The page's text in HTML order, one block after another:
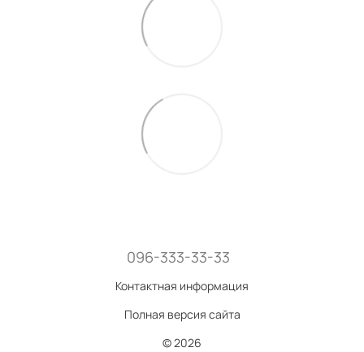
096-333-33-33
Контактная информация
Полная версия сайта
© 2026